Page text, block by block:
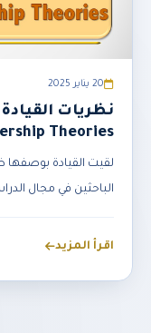
20 يناير 2025
Theories
لقيت القيادة بوصفها
الباحثين في مجال
اقرأ المزيد